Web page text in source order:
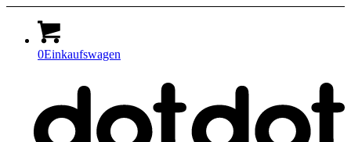
0Einkaufswagen